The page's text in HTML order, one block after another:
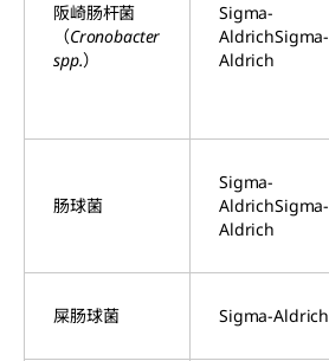
阪崎肠杆菌
（Cronobacter
spp.）
Sigma-
AldrichSigma-
Aldrich
肠球菌
Sigma-
AldrichSigma-
Aldrich
屎肠球菌 Sigma-Aldrich